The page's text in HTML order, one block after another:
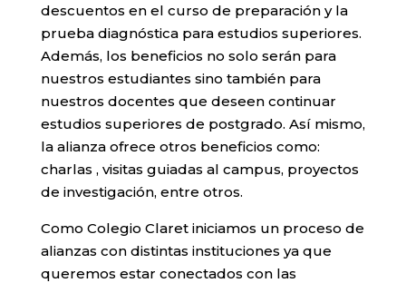
descuentos en el curso de preparación y la
prueba diagnóstica para estudios superiores.
Además, los beneficios no solo serán para
nuestros estudiantes sino también para
nuestros docentes que deseen continuar
estudios superiores de postgrado. Así mismo,
la alianza ofrece otros beneficios como:
charlas , visitas guiadas al campus, proyectos
de investigación, entre otros.
Como Colegio Claret iniciamos un proceso de
alianzas con distintas instituciones ya que
queremos estar conectados con las